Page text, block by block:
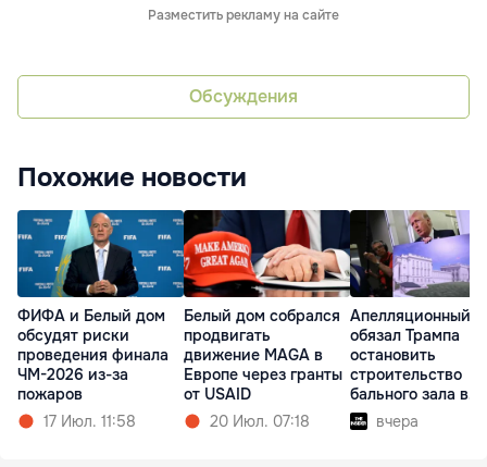
Разместить рекламу на сайте
Обсуждения
Похожие новости
ФИФА и Белый дом
обсудят риски
проведения финала
ЧМ-2026 из-за
пожаров
17 Июл. 11:58
Белый дом собрался
продвигать
движение MAGA в
Европе через гранты
от USAID
20 Июл. 07:18
Апелляционный
обязал Трампа
остановить
строительство
бального зала в
Белом доме
вчера